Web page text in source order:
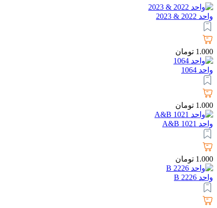
واحد 2022 & 2023
1.000 تومان
واحد 1064
1.000 تومان
واحد 1021 A&B
1.000 تومان
واحد 2226 B